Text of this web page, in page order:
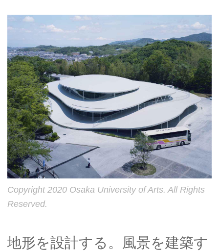
Copyright 2020 Osaka University of Arts. All Rights
Reserved.
地形を設計する。風景を建築す